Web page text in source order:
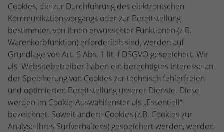
Cookies, die zur Durchführung des elektronischen
Kommunikationsvorgangs oder zur Bereitstellung
bestimmter, von Ihnen erwünschter Funktionen (z.B.
Warenkorbfunktion) erforderlich sind, werden auf
Grundlage von Art. 6 Abs. 1 lit. f DSGVO gespeichert. Wir
als Websitebetreiber haben ein berechtigtes Interesse an
der Speicherung von Cookies zur technisch fehlerfreien
und optimierten Bereitstellung unserer Dienste. Diese
werden im Cookie-Auswahlfenster als „Essentiell“
bezeichnet. Soweit andere Cookies (z.B. Cookies zur
Analyse Ihres Surfverhaltens) gespeichert werden, werden